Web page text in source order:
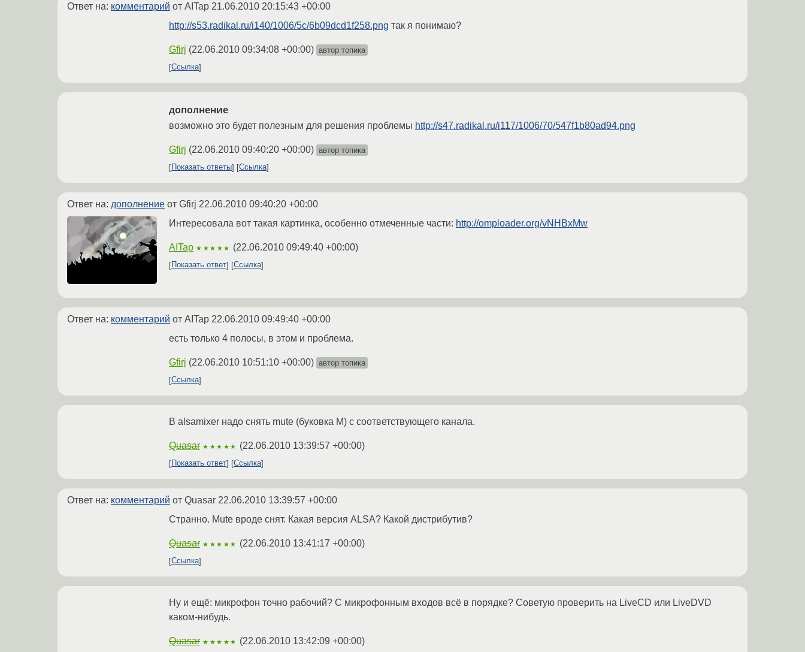
Ответ на: комментарий от AITap 21.06.2010 20:15:43 +00:00
http://s53.radikal.ru/i140/1006/5c/6b09dcd1f258.png так я понимаю?
Gfirj (22.06.2010 09:34:08 +00:00) автор топика
Ссылка
дополнение
возможно это будет полезным для решения проблемы http://s47.radikal.ru/i117/1006/70/547f1b80ad94.png
Gfirj (22.06.2010 09:40:20 +00:00) автор топика
Показать ответы
Ссылка
Ответ на: дополнение от Gfirj 22.06.2010 09:40:20 +00:00
Интересовала вот такая картинка, особенно отмеченные части: http://omploader.org/vNHBxMw
AITap ★★★★★ (22.06.2010 09:49:40 +00:00)
Показать ответ Ссылка
Ответ на: комментарий от AITap 22.06.2010 09:49:40 +00:00
есть только 4 полосы, в этом и проблема.
Gfirj (22.06.2010 10:51:10 +00:00) автор топика
Ссылка
В alsamixer надо снять mute (буковка M) с соответствующего канала.
Quasar ★★★★★ (22.06.2010 13:39:57 +00:00)
Показать ответ Ссылка
Ответ на: комментарий от Quasar 22.06.2010 13:39:57 +00:00
Странно. Mute вроде снят. Какая версия ALSA? Какой дистрибутив?
Quasar ★★★★★ (22.06.2010 13:41:17 +00:00)
Ссылка
Ну и ещё: микрофон точно рабочий? С микрофонным входов всё в порядке? Советую проверить на LiveCD или LiveDVD
каком-нибудь.
Quasar ★★★★★ (22.06.2010 13:42:09 +00:00)